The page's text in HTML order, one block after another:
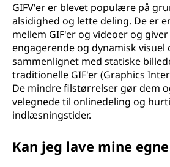
GIFV'er er blevet populære på
alsidighed og lette deling. De er
mellem GIF'er og videoer og
engagerende og dynamisk visuel
sammenlignet med statiske
traditionelle GIF'er (Graphics
De mindre filstørrelser gør dem
velegnede til onlinedeling og
indlæsningstider.
Kan jeg lave mine egne